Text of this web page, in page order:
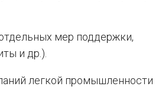
мер поддержки,
и др.).
легкой промышленности